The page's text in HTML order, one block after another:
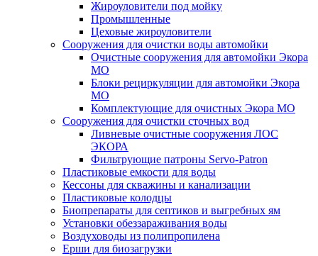
Жироуловители под мойку
Промышленные
Цеховые жироуловители
Сооружения для очистки воды автомойки
Очистные сооружения для автомойки Экора
МО
Блоки рециркуляции для автомойки Экора
МО
Комплектующие для очистных Экора МО
Сооружения для очистки сточных вод
Ливневые очистные сооружения ЛОС
ЭКОРА
Фильтрующие патроны Servo-Patron
Пластиковые емкости для воды
Кессоны для скважины и канализации
Пластиковые колодцы
Биопрепараты для септиков и выгребных ям
Установки обеззараживания воды
Воздуховоды из полипропилена
Ерши для биозагрузки